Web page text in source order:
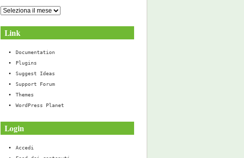
Archivi
Link
Documentation
Plugins
Suggest Ideas
Support Forum
Themes
WordPress Planet
Login
Accedi